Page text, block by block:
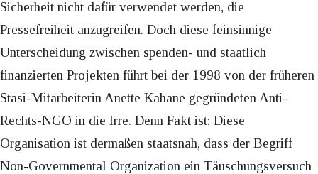
Sicherheit nicht dafür verwendet werden, die
Pressefreiheit anzugreifen. Doch diese feinsinnige
Unterscheidung zwischen spenden- und staatlich
finanzierten Projekten führt bei der 1998 von der früheren
Stasi-Mitarbeiterin Anette Kahane gegründeten Anti-
Rechts-NGO in die Irre. Denn Fakt ist: Diese
Organisation ist dermaßen staatsnah, dass der Begriff
Non-Governmental Organization ein Täuschungsversuch